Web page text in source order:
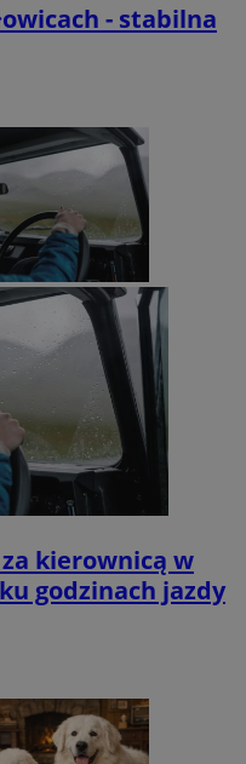
- stabilna
kierownicą w
godzinach jazdy